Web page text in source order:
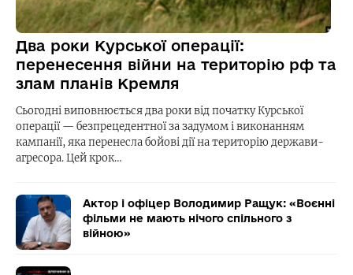
Два роки Курської операції:
перенесення війни на територію рф та
злам планів Кремля
Сьогодні виповнюється два роки від початку Курської
операції — безпрецедентної за задумом і виконанням
кампанії, яка перенесла бойові дії на територію держави-
агресора. Цей крок…
Актор і офіцер Володимир Ращук: «Воєнні
фільми не мають нічого спільного з
війною»